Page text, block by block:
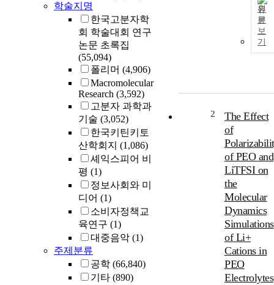
학술지명
한국고분자학
회 학술대회 연구
논문 초록집
(55,094)
폴리머 (4,906)
Macromolecular
Research (3,592)
고분자 과학과
기술 (3,052)
한국키틴키토
산학회지 (1,086)
셰익스피어 비
평 (1)
정보사회와 미
디어 (1)
소비자정책교
육연구 (1)
대중음악 (1)
주제분류
공학 (66,840)
기타 (890)
원
문
보
기
2
The Effect
of
of PEO and
LiTFSI on
the
Molecular
Dynamics
Simulations
of Li+
Cations in
PEO
Electrolytes